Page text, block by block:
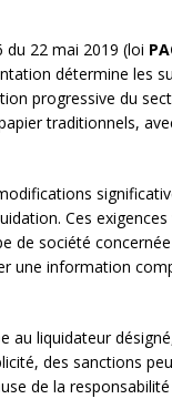
du 22 mai 2019 (loi
détermine les
progressive du
traditionnels,
Ces
de société
une information
liquidateur
des sanctions
de la